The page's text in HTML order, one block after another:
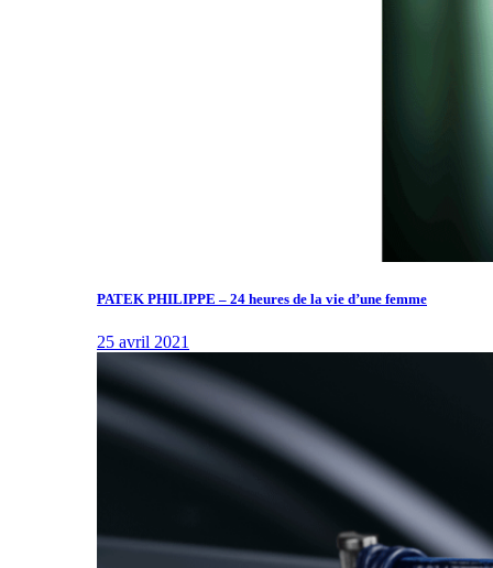
PATEK PHILIPPE – 24 heures de la vie d’une femme
25 avril 2021